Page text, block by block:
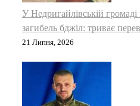
У Недригайлівській громаді
загибель бджіл: триває
21 Липня, 2026